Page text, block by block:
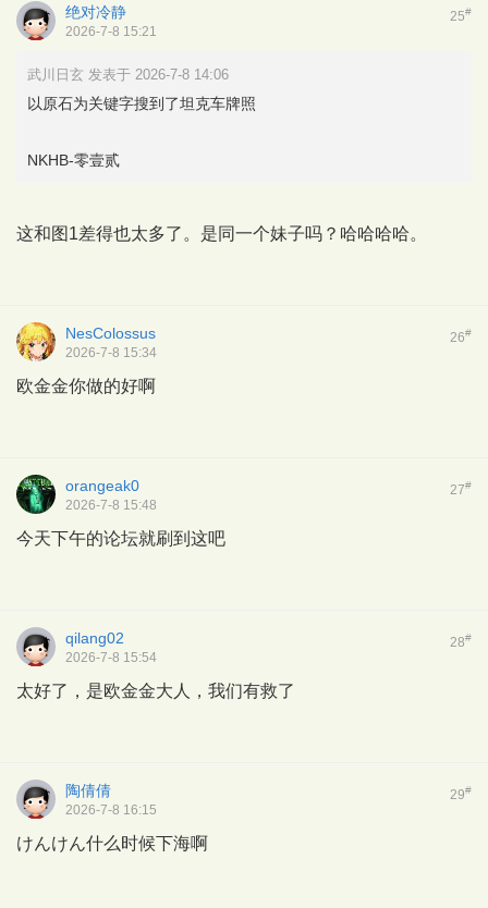
25#
绝对冷静
2026-7-8 15:21
武川日玄 发表于 2026-7-8 14:06
以原石为关键字搜到了坦克车牌照
NKHB-零壹贰
这和图1差得也太多了。是同一个妹子吗？哈哈哈哈。
26#
NesColossus
2026-7-8 15:34
欧金金你做的好啊
27#
orangeak0
2026-7-8 15:48
今天下午的论坛就刷到这吧
28#
qilang02
2026-7-8 15:54
太好了，是欧金金大人，我们有救了
29#
陶倩倩
2026-7-8 16:15
けんけん什么时候下海啊